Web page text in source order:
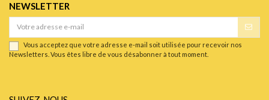
NEWSLETTER
Vous acceptez que votre adresse e-mail soit utilisée pour recevoir nos
Newsletters. Vous êtes libre de vous désabonner à tout moment.